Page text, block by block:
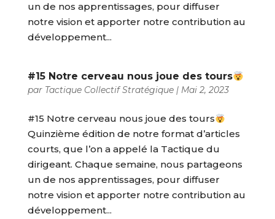
un de nos apprentissages, pour diffuser
notre vision et apporter notre contribution au
développement...
#15 Notre cerveau nous joue des tours
par Tactique Collectif Stratégique| Mai 2, 2023
#15 Notre cerveau nous joue des tours
Quinzième édition de notre format d’articles
courts, que l’on a appelé la Tactique du
dirigeant. Chaque semaine, nous partageons
un de nos apprentissages, pour diffuser
notre vision et apporter notre contribution au
développement...